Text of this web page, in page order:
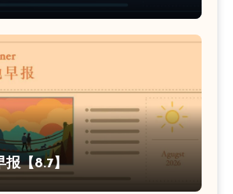
【8.7】